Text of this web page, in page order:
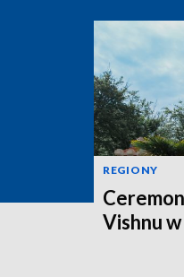
REGIONY
Vishnu